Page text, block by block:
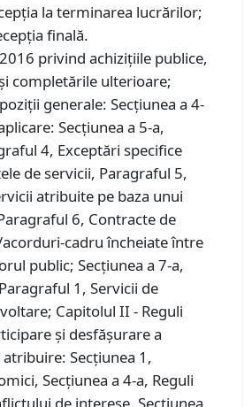
la terminarea lucrărilor;
finală.
privind achiziţiile publice,
completările ulterioare;
generale: Secțiunea a 4-
Secțiunea a 5-a,
4, Exceptări specifice
de servicii, Paragraful 5,
atribuite pe baza unui
6, Contracte de
cadru încheiate între
public; Secțiunea a 7-a,
1, Servicii de
Capitolul II - Reguli
şi desfăşurare a
Secțiunea 1,
Secțiunea a 4-a, Reguli